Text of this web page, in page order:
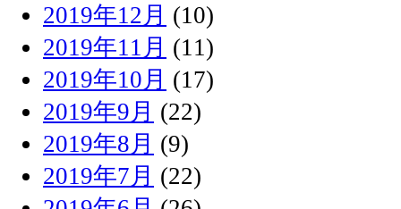
2019年12月 (10)
2019年11月 (11)
2019年10月 (17)
2019年9月 (22)
2019年8月 (9)
2019年7月 (22)